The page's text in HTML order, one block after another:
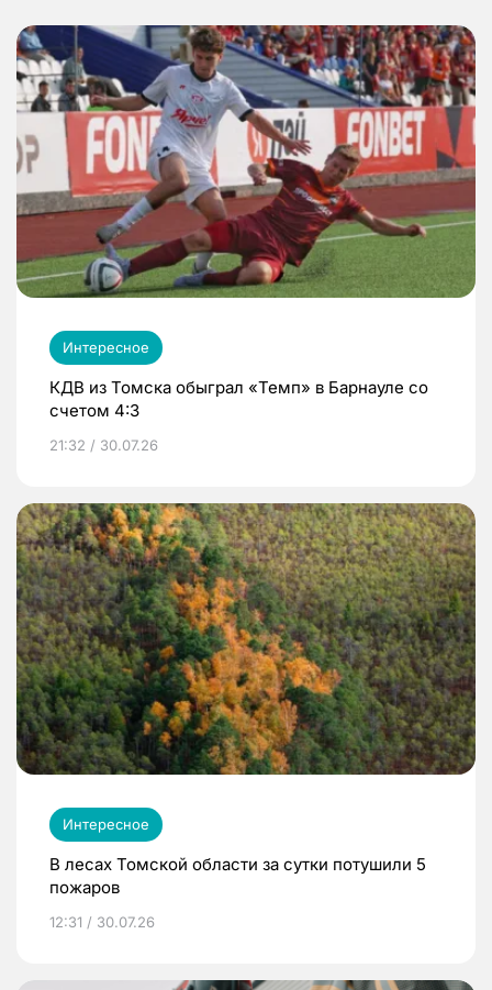
Интересное
КДВ из Томска обыграл «Темп» в Барнауле со
счетом 4:3
21:32 / 30.07.26
Интересное
В лесах Томской области за сутки потушили 5
пожаров
12:31 / 30.07.26